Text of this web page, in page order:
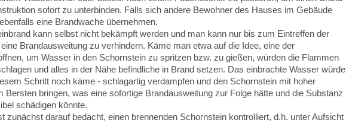
sofort zu unterbinden. Falls sich andere Bewohner des Hauses im Gebäude
eine Brandwache übernehmen.
kann selbst nicht bekämpft werden und man kann nur bis zum Eintreffen der
Brandausweitung zu verhindern. Käme man etwa auf die Idee, eine der
um Wasser in den Schornstein zu spritzen bzw. zu gießen, würden die Flammen
und alles in der Nähe befindliche in Brand setzen. Das einbrachte Wasser würde
Schritt noch käme - schlagartig verdampfen und den Schornstein mit hoher
Bersten bringen, was eine sofortige Brandausweitung zur Folge hätte und die Substanz
schädigen könnte.
zunächst darauf bedacht, einen brennenden Schornstein kontrolliert, d.h. unter Aufsicht